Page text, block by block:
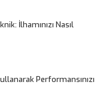
İlhamınızı Nasıl
Performansınızı